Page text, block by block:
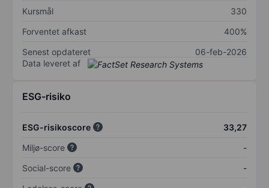
Kursmål
330
Forventet afkast
400%
Senest opdateret
06-feb-2026
Data leveret af
ESG-risiko
ESG-risikoscore
33,27
Miljø-score
-
Social-score
-